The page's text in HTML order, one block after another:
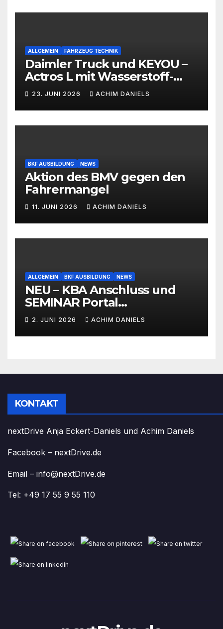
ALLGEMEIN FAHRZEUG TECHNIK
Daimler Truck und KEYOU –
Actros L mit Wasserstoff-
Verbrennermotor
23. JUNI 2026 ACHIM DANIELS
BKF AUSBILDUNG NEWS
Aktion des BMV gegen den
Fahrermangel
11. JUNI 2026 ACHIM DANIELS
ALLGEMEIN BKF AUSBILDUNG NEWS
NEU – KBA Anschluss und
SEMINAR Portal
AKTIONSPREISE!!! Bis zu 50%
RABATT
2. JUNI 2026 ACHIM DANIELS
KONTAKT
nextDrive Anja Eckert-Daniels und Achim Daniels
Facebook – nextDrive.de
Email – info@nextDrive.de
Tel: +49 17 55 9 55 110